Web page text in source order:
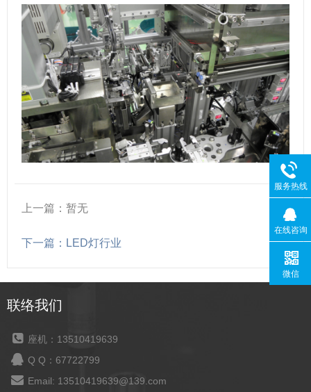
上一篇：暂无
下一篇：LED灯行业
联络我们
座机：13510419639
Q Q：67722799
Email: 13510419639@139.com
服务热线
在线咨询
微信